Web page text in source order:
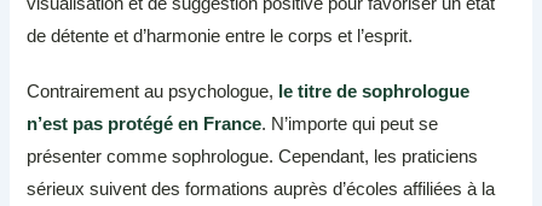
de détente et d’harmonie entre le corps et l’esprit.
Contrairement au psychologue, le titre de sophrologue
n’est pas protégé en France. N’importe qui peut se
présenter comme sophrologue. Cependant, les praticiens
sérieux suivent des formations auprès d’écoles affiliées à la